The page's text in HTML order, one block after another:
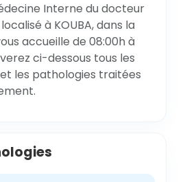
Interne du docteur
localisé à KOUBA, dans la
accueille de 08:00h à
ci-dessous tous les
les pathologies traitées